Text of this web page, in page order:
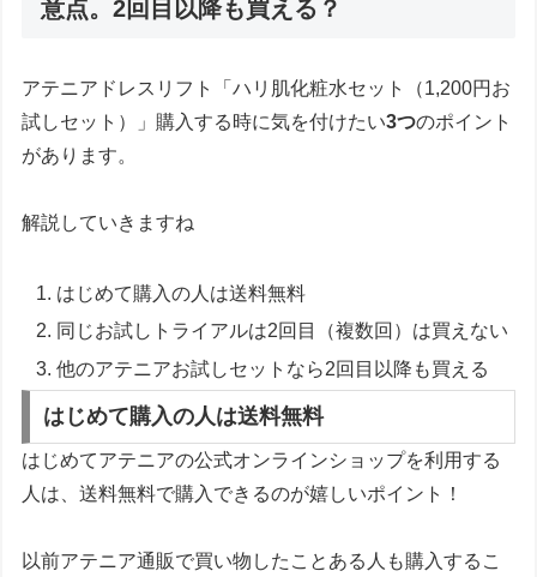
意点。2回目以降も買える？
アテニアドレスリフト「ハリ肌化粧水セット（1,200円お
試しセット）」購入する時に気を付けたい3つのポイント
があります。
解説していきますね
はじめて購入の人は送料無料
同じお試しトライアルは2回目（複数回）は買えない
他のアテニアお試しセットなら2回目以降も買える
はじめて購入の人は送料無料
はじめてアテニアの公式オンラインショップを利用する
人は、送料無料で購入できるのが嬉しいポイント！
以前アテニア通販で買い物したことある人も購入するこ